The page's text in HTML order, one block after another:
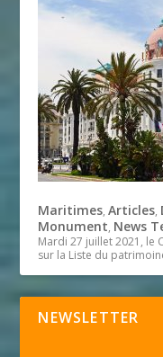
Maritimes,Articles,
Monument, News
Mardi 27 juillet 2021, le
sur la Liste du
NEWSLETTER